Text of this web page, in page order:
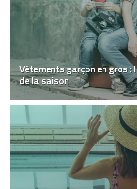
Vêtements garçon en gros :
de la saison